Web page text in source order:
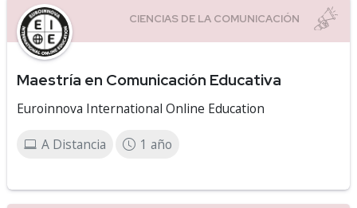
Maestría en Comunicación Educativa
Euroinnova International Online Education
A Distancia 1 año